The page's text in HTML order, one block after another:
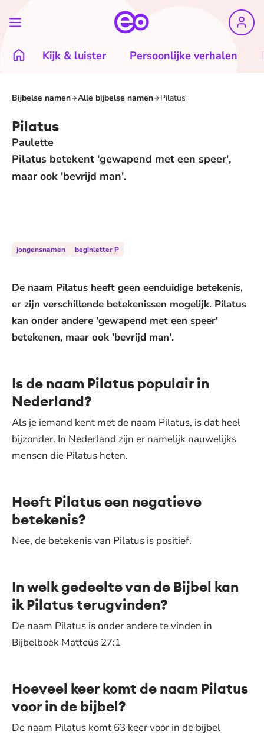
Kijk & luister Persoonlijke verhalen
Bijbelse namen Alle bijbelse namen Pilatus
Pilatus
Paulette
Pilatus betekent 'gewapend met een speer',
maar ook 'bevrijd man'.
jongensnamen beginletter P
De naam Pilatus heeft geen eenduidige betekenis,
er zijn verschillende betekenissen mogelijk. Pilatus
kan onder andere 'gewapend met een speer'
betekenen, maar ook 'bevrijd man'.
Is de naam Pilatus populair in
Nederland?
Als je iemand kent met de naam Pilatus, is dat heel
bijzonder. In Nederland zijn er namelijk nauwelijks
mensen die Pilatus heten.
Heeft Pilatus een negatieve
betekenis?
Nee, de betekenis van Pilatus is positief.
In welk gedeelte van de Bijbel kan
ik Pilatus terugvinden?
De naam Pilatus is onder andere te vinden in
Bijbelboek Matteüs 27:1
Hoeveel keer komt de naam Pilatus
voor in de bijbel?
De naam Pilatus komt 63 keer voor in de bijbel